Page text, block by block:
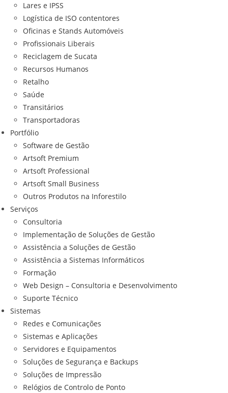
Lares e IPSS
Logística de ISO contentores
Oficinas e Stands Automóveis
Profissionais Liberais
Reciclagem de Sucata
Recursos Humanos
Retalho
Saúde
Transitários
Transportadoras
Portfólio
Software de Gestão
Artsoft Premium
Artsoft Professional
Artsoft Small Business
Outros Produtos na Inforestilo
Serviços
Consultoria
Implementação de Soluções de Gestão
Assistência a Soluções de Gestão
Assistência a Sistemas Informáticos
Formação
Web Design – Consultoria e Desenvolvimento
Suporte Técnico
Sistemas
Redes e Comunicações
Sistemas e Aplicações
Servidores e Equipamentos
Soluções de Segurança e Backups
Soluções de Impressão
Relógios de Controlo de Ponto